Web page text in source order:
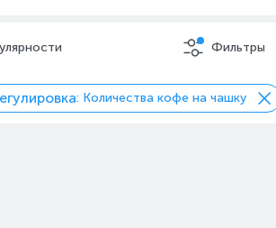
Фильтры
: Количества кофе на чашку